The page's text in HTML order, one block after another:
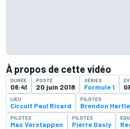
À propos de cette vidéo
DURÉE
06:41
POSTÉ
20 juin 2018
SÉRIES
Formule 1
LIEU
Circuit Paul Ricard
PILOTES
Brendon
PILOTES
Max Verstappen
PILOTES
Pierre Gasly